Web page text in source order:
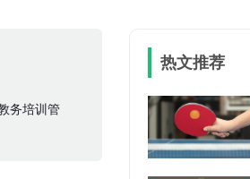
务培训管
热文推荐